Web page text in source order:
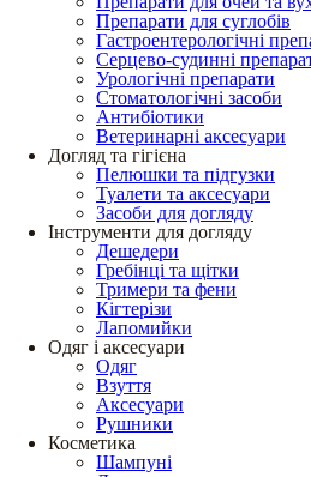
Препарати для суглобів
Гастроентерологічні
Серцево-судинні
Урологічні препарати
Стоматологічні засоби
Антибіотики
Ветеринарні аксесуари
Догляд та гігієна
Пелюшки та підгузки
Туалети та аксесуари
Засоби для догляду
Інструменти для догляду
Дешедери
Гребінці та щітки
Тримери та фени
Кігтерізи
Лапомийки
Одяг і аксесуари
Одяг
Взуття
Аксесуари
Рушники
Косметика
Шампуні